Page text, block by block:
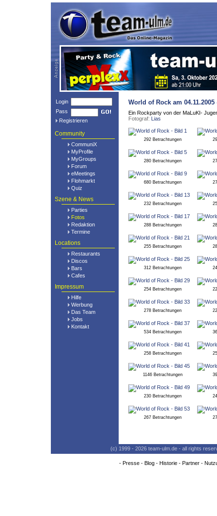
Login
Pass
Registrieren
Community
CommuniX
MyProfile
MyGroups
Forum
eMeetings
Flohmarkt
Quiz
Szene & News
Parties
Fotos
Redaktion
Termine
Locations
Restaurants
Discos
Bars
Cafes
Impressum
Hilfe
Werbung
Das Team
Jobs
Kontakt
World of Rock am
Ein Rockparty von der MaLuKI-
Fotograf: Lias
292 Betrachtungen
280 Betrachtungen
680 Betrachtungen
232 Betrachtungen
288 Betrachtungen
255 Betrachtungen
312 Betrachtungen
254 Betrachtungen
278 Betrachtungen
534 Betrachtungen
258 Betrachtungen
1146 Betrachtungen
230 Betrachtungen
267 Betrachtungen
(c) 1999 - 2026 team-ulm.de - all rights
- Presse- Blog- Historie- Partner-